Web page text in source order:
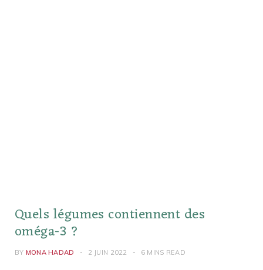
Quels légumes contiennent des
oméga-3 ?
BY MONA HADAD 2 JUIN 2022 6 MINS READ